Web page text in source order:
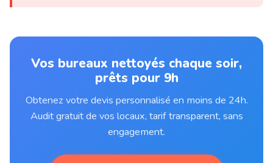
Vos bureaux nettoyés chaque soir,
prêts pour 9h
Obtenez votre devis personnalisé en moins de 24h.
Audit gratuit de vos locaux, tarif transparent, sans
engagement.